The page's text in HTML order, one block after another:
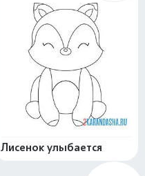
Лисенок улыбается